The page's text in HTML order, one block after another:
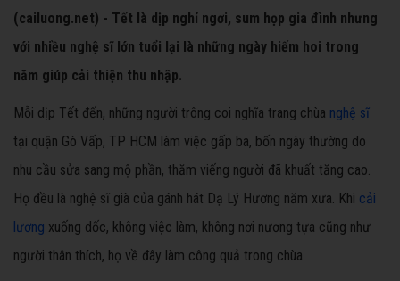
(cailuong.net) - Tết là dịp nghỉ ngơi, sum họp gia đình nhưng
với nhiều nghệ sĩ lớn tuổi lại là những ngày hiếm hoi trong
năm giúp cải thiện thu nhập.
Mỗi dịp Tết đến, những người trông coi nghĩa trang chùa nghệ sĩ
tại quận Gò Vấp, TP HCM làm việc gấp ba, bốn ngày thường do
nhu cầu sửa sang mộ phần, thăm viếng người đã khuất tăng cao.
Họ đều là nghệ sĩ già của gánh hát Dạ Lý Hương năm xưa. Khi cải
lương xuống dốc, không việc làm, không nơi nương tựa cũng như
người thân thích, họ về đây làm công quả trong chùa.